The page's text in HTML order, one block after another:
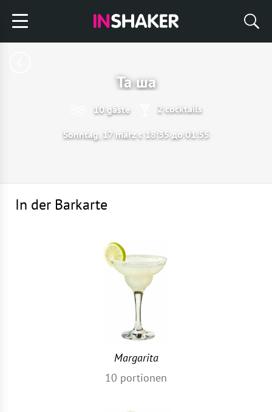
Та ша
10 gäste 2 cocktails
Sonntag, 17 märz с 18:35 до 01:55
In der Barkarte
Margarita
10 portionen